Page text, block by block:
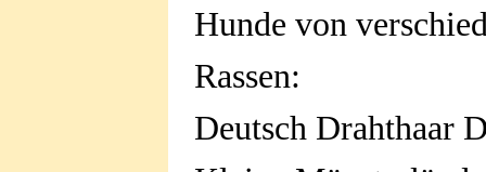
Hunde von
Deutsch